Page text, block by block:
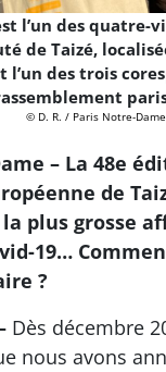
l’un des quatre-
de Taizé,
l’un des trois
© D. R. / Paris Notre-Dame
– La 48e
de
plus grosse
19…
?
Dès décembre
nous avons